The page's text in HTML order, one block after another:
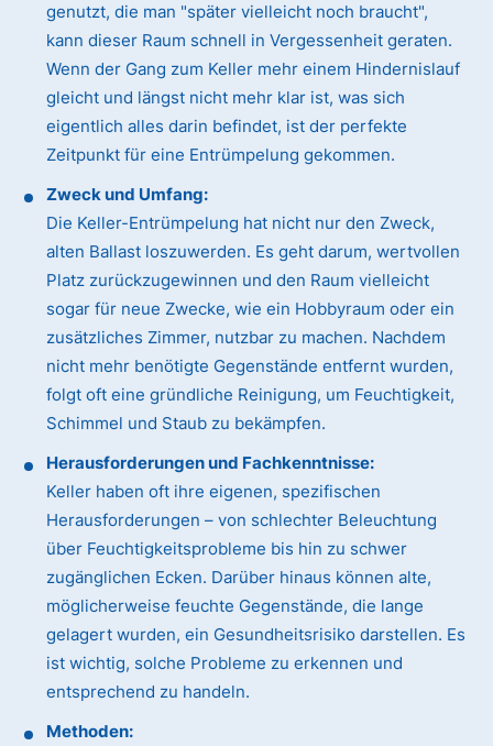
genutzt, die man "später vielleicht noch braucht",
kann dieser Raum schnell in Vergessenheit geraten.
Wenn der Gang zum Keller mehr einem Hindernislauf
gleicht und längst nicht mehr klar ist, was sich
eigentlich alles darin befindet, ist der perfekte
Zeitpunkt für eine Entrümpelung gekommen.
Zweck und Umfang:
Die Keller-Entrümpelung hat nicht nur den Zweck,
alten Ballast loszuwerden. Es geht darum, wertvollen
Platz zurückzugewinnen und den Raum vielleicht
sogar für neue Zwecke, wie ein Hobbyraum oder ein
zusätzliches Zimmer, nutzbar zu machen. Nachdem
nicht mehr benötigte Gegenstände entfernt wurden,
folgt oft eine gründliche Reinigung, um Feuchtigkeit,
Schimmel und Staub zu bekämpfen.
Herausforderungen und Fachkenntnisse:
Keller haben oft ihre eigenen, spezifischen
Herausforderungen – von schlechter Beleuchtung
über Feuchtigkeitsprobleme bis hin zu schwer
zugänglichen Ecken. Darüber hinaus können alte,
möglicherweise feuchte Gegenstände, die lange
gelagert wurden, ein Gesundheitsrisiko darstellen. Es
ist wichtig, solche Probleme zu erkennen und
entsprechend zu handeln.
Methoden: